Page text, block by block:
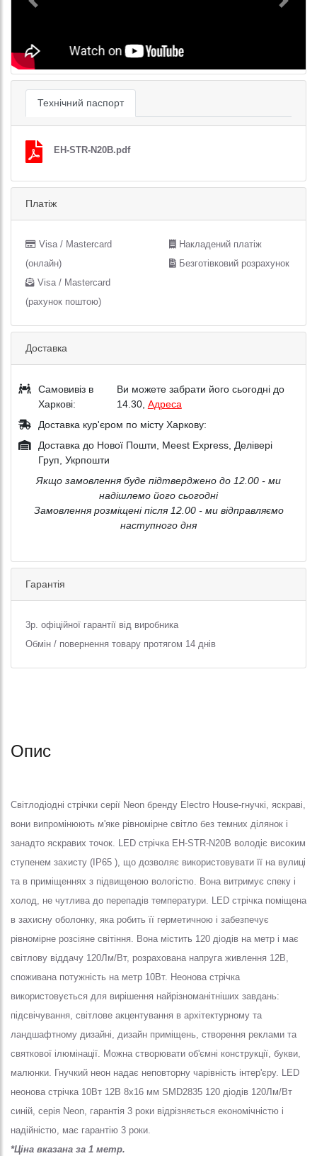
Previous Next
Технічний паспорт
EH-STR-N20B.pdf
Платіж
Visa / Mastercard
(онлайн)
Visa / Mastercard
(рахунок поштою)
Накладений платіж
Безготівковий розрахунок
Доставка
Самовивіз в
Харкові:
Ви можете забрати його сьогодні до
14.30, Адреса
Доставка кур'єром по місту Харкову:
Доставка до Нової Пошти, Meest Express, Делівері
Груп, Укрпошти
Якщо замовлення буде підтверджено до 12.00 - ми
надішлемо його сьогодні
Замовлення розміщені після 12.00 - ми відправляємо
наступного дня
Гарантія
3р. офіційної гарантії від виробника
Обмін / повернення товару протягом 14 днів
Опис
Світлодіодні стрічки серії Neon бренду Electro House-гнучкі, яскраві,
вони випромінюють м'яке рівномірне світло без темних ділянок і
занадто яскравих точок. LED стрічка EH-STR-N20B володіє високим
ступенем захисту (IP65 ), що дозволяє використовувати її на вулиці
та в приміщеннях з підвищеною вологістю. Вона витримує спеку і
холод, не чутлива до перепадів температури. LED стрічка поміщена
в захисну оболонку, яка робить її герметичною і забезпечує
рівномірне розсіяне світіння. Вона містить 120 діодів на метр і має
світлову віддачу 120Лм/Вт, розрахована напруга живлення 12В,
споживана потужність на метр 10Вт. Неонова стрічка
використовується для вирішення найрізноманітніших завдань:
підсвічування, світлове акцентування в архітектурному та
ландшафтному дизайні, дизайн приміщень, створення реклами та
святкової ілюмінації. Можна створювати об'ємні конструкції, букви,
малюнки. Гнучкий неон надає неповторну чарівність інтер'єру. LED
неонова стрічка 10Вт 12В 8х16 мм SMD2835 120 діодів 120Лм/Вт
синій, серія Neon, гарантія 3 роки відрізняється економічністю і
надійністю, має гарантію 3 роки.
*Ціна вказана за 1 метр.